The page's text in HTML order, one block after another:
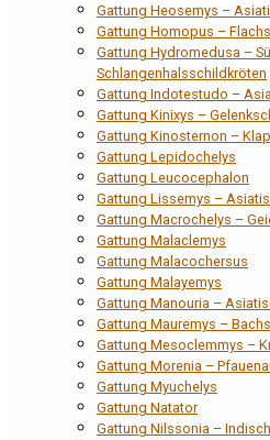
Gattung Heosemys –
Gattung Homopus –
Gattung Hydromedusa –
Schlangenhalsschildkröten
Gattung Indotestudo –
Gattung Kinixys –
Gattung Kinosternon –
Gattung Lepidochelys
Gattung Leucocephalon
Gattung Lissemys –
Gattung Macrochelys –
Gattung Malaclemys
Gattung Malacochersus
Gattung Malayemys
Gattung Manouria –
Gattung Mauremys –
Gattung Mesoclemmys –
Gattung Morenia –
Gattung Myuchelys
Gattung Natator
Gattung Nilssonia –